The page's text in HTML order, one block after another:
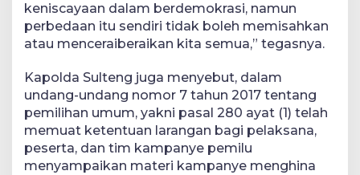
keniscayaan dalam berdemokrasi, namun
perbedaan itu sendiri tidak boleh memisahkan
atau menceraiberaikan kita semua,” tegasnya.
Kapolda Sulteng juga menyebut, dalam
undang-undang nomor 7 tahun 2017 tentang
pemilihan umum, yakni pasal 280 ayat (1) telah
memuat ketentuan larangan bagi pelaksana,
peserta, dan tim kampanye pemilu
menyampaikan materi kampanye menghina